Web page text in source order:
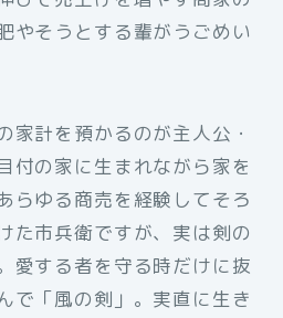
やそうとする輩がうごめい
家計を預かるのが主人公・
付の家に生まれながら家を
らゆる商売を経験してそろ
た市兵衛ですが、実は剣の
愛する者を守る時だけに抜
で「風の剣」。実直に生き